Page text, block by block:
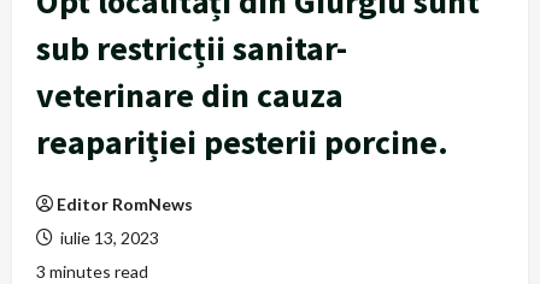
sub restricții sanitar-
veterinare din cauza
reapariției pesterii porcine.
Editor RomNews
iulie 13, 2023
3 minutes read